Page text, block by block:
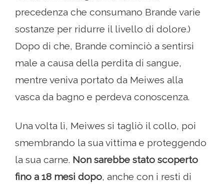
precedenza che consumano Brande varie
sostanze per ridurre il livello di dolore.)
Dopo di che, Brande cominciò a sentirsi
male a causa della perdita di sangue,
mentre veniva portato da Meiwes alla
vasca da bagno e perdeva conoscenza.
Una volta lì, Meiwes si tagliò il collo, poi
smembrando la sua vittima e proteggendo
la sua carne. Non sarebbe stato scoperto
fino a 18 mesi dopo, anche con i resti di